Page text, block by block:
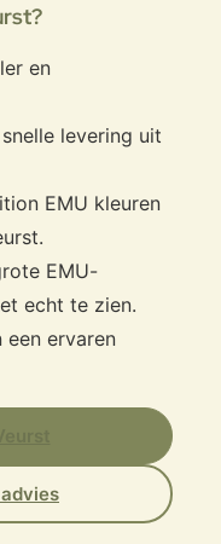
en
levering uit
EMU kleuren
EMU-
echt te zien.
ervaren